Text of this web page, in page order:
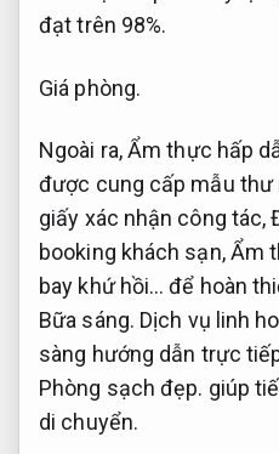
đạt trên 98%.
Giá phòng.
Ngoài ra,Ẩm thực hấp
được cung cấp mẫu thư
giấy xác nhận công tác,
booking khách sạn,Ẩm
bay khứ hồi… để hoàn
Bữa sáng. Dịch vụ linh
sàng hướng dẫn trực
Phòng sạch đẹp. giúp
di chuyển.